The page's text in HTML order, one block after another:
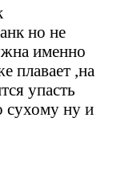
но не
именно
плавает ,на
упасть
сухому ну и